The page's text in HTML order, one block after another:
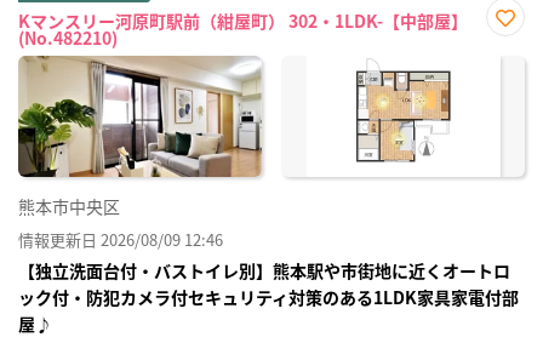
Kマンスリー河原町駅前（紺屋町） 302・1LDK-【中部屋】
(No.482210)
に入
熊本市中央区
情報更新日 2026/08/09 12:46
【独立洗面台付・バストイレ別】熊本駅や市街地に近くオートロ
ック付・防犯カメラ付セキュリティ対策のある1LDK家具家電付部
屋♪